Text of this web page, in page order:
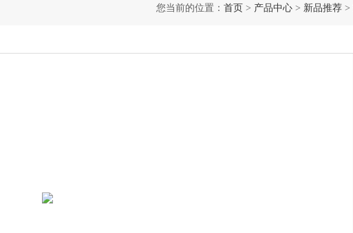
您当前的位置： 首页 > 产品中心 > 新品推荐 >